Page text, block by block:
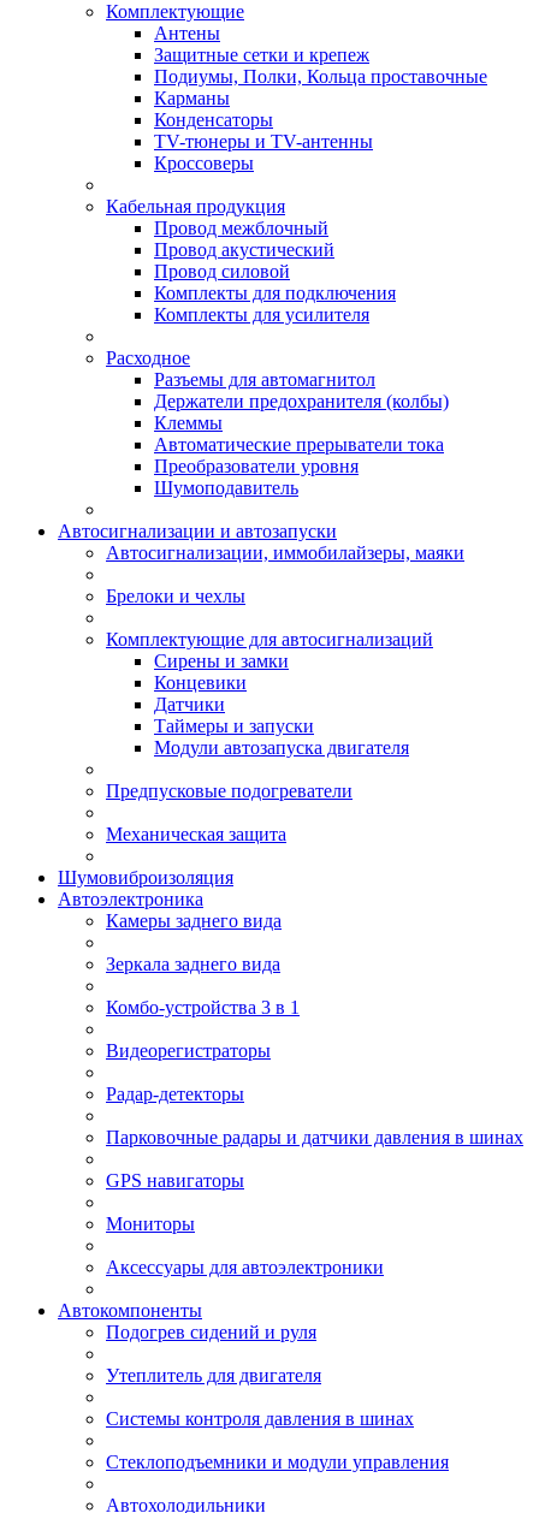
Комплектующие
Антены
Защитные сетки и крепеж
Подиумы, Полки, Кольца проставочные
Карманы
Конденсаторы
TV-тюнеры и TV-антенны
Кроссоверы
Кабельная продукция
Провод межблочный
Провод акустический
Провод силовой
Комплекты для подключения
Комплекты для усилителя
Расходное
Разъемы для автомагнитол
Держатели предохранителя (колбы)
Клеммы
Автоматические прерыватели тока
Преобразователи уровня
Шумоподавитель
Автосигнализации и автозапуски
Автосигнализации, иммобилайзеры, маяки
Брелоки и чехлы
Комплектующие для автосигнализаций
Сирены и замки
Концевики
Датчики
Таймеры и запуски
Модули автозапуска двигателя
Предпусковые подогреватели
Механическая защита
Шумовиброизоляция
Автоэлектроника
Камеры заднего вида
Зеркала заднего вида
Комбо-устройства 3 в 1
Видеорегистраторы
Радар-детекторы
Парковочные радары и датчики давления в шинах
GPS навигаторы
Мониторы
Аксессуары для автоэлектроники
Автокомпоненты
Подогрев сидений и руля
Утеплитель для двигателя
Системы контроля давления в шинах
Стеклоподъемники и модули управления
Автохолодильники